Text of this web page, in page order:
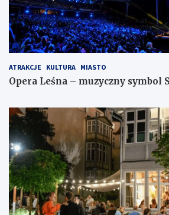
ATRAKCJE KULTURA MIASTO
Opera Leśna – muzyczny symbol